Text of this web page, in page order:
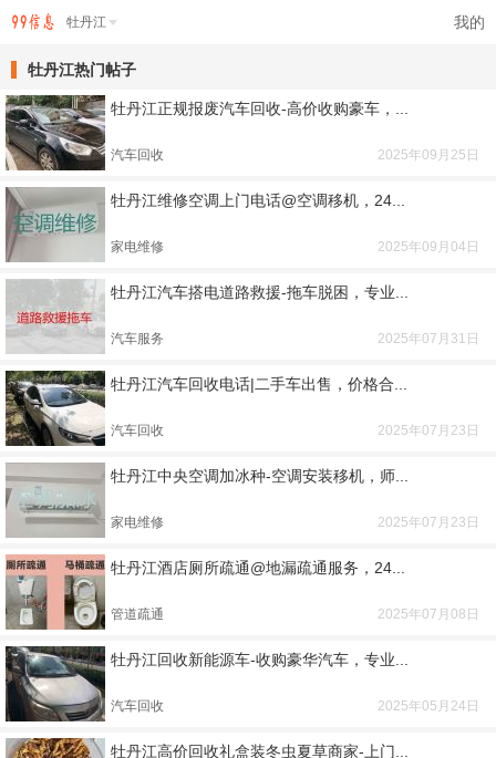
我的
牡丹江
牡丹江热门帖子
牡丹江正规报废汽车回收-高价收购豪车，...
汽车回收 2025年09月25日
牡丹江维修空调上门电话@空调移机，24...
家电维修 2025年09月04日
牡丹江汽车搭电道路救援-拖车脱困，专业...
汽车服务 2025年07月31日
牡丹江汽车回收电话|二手车出售，价格合...
汽车回收 2025年07月23日
牡丹江中央空调加冰种-空调安装移机，师...
家电维修 2025年07月23日
牡丹江酒店厕所疏通@地漏疏通服务，24...
管道疏通 2025年07月08日
牡丹江回收新能源车-收购豪华汽车，专业...
汽车回收 2025年05月24日
牡丹江高价回收礼盒装冬虫夏草商家-上门...